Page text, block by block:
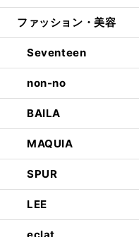
ファッション・美容
Seventeen
non-no
BAILA
MAQUIA
SPUR
LEE